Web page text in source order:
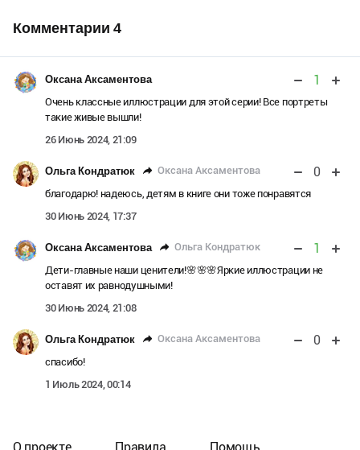
Комментарии 4
Оксана Аксаментова 1
Очень классные иллюстрации для этой серии! Все портреты
такие живые вышли!
26 Июнь 2024, 21:09
Ольга Кондратюк Оксана Аксаментова 0
благодарю! надеюсь, детям в книге они тоже понравятся
30 Июнь 2024, 17:37
Оксана Аксаментова Ольга Кондратюк 1
Дети-главные наши ценители!🌸🌸🌸Яркие иллюстрации не
оставят их равнодушными!
30 Июнь 2024, 21:08
Ольга Кондратюк Оксана Аксаментова 0
спасибо!
1 Июль 2024, 00:14